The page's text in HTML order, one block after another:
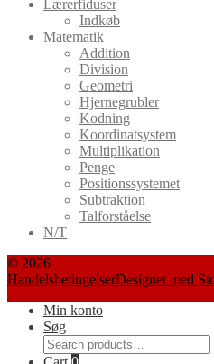
Lærerfiduser
Indkøb
Matematik
Addition
Division
Geometri
Hjernegrubler
Kodning
Koordinatsystem
Multiplikation
Penge
Positionssystemet
Subtraktion
Talforståelse
N/T
© 2026
HandelsbetingelserDesignet med
Min konto
Søg
Search
for: